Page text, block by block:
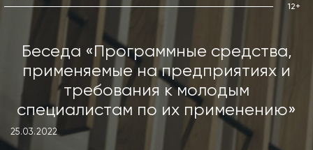
Беседа «Программные средства,
применяемые на предприятиях и
требования к молодым
специалистам по их применению»
25.03.2022